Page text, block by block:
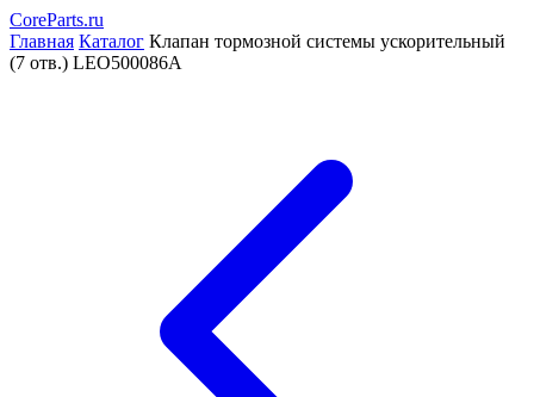
CoreParts.ru
Главная Каталог Клапан тормозной системы ускорительный
(7 отв.) LEO500086A